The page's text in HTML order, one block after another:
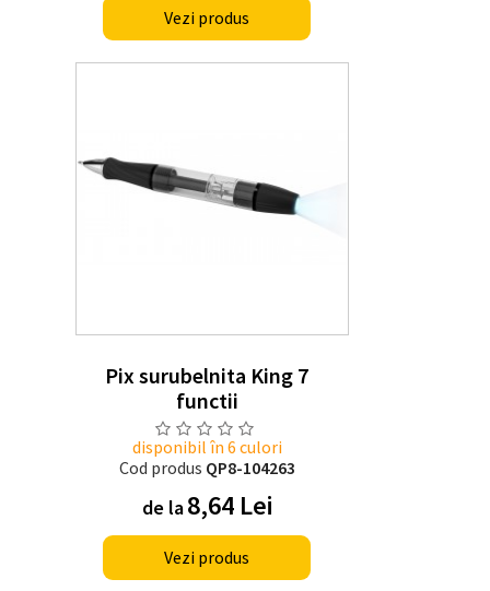
Vezi produs
Pix surubelnita King 7
functii
disponibil în 6 culori
Cod produs QP8-104263
de la8,64 Lei
Vezi produs